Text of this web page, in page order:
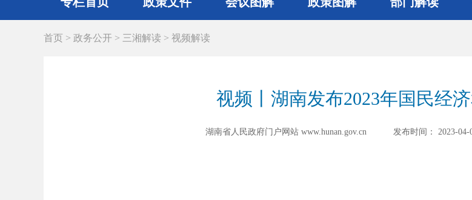
首页 > 政务公开 > 三湘解读 > 视频解读
视频丨湖南发布2023年国民经
湖南省人民政府门户网站 www.hunan.gov.cn 发布时间： 2023-04-